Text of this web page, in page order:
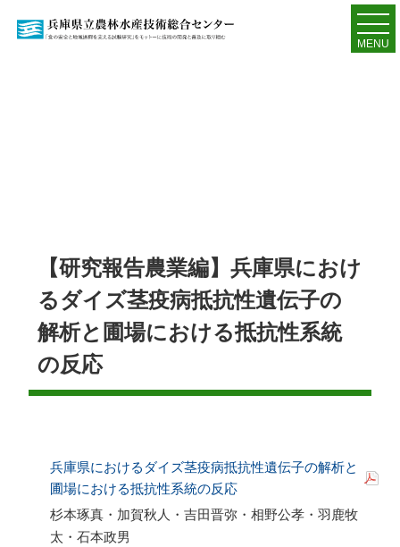
MENU
【研究報告農業編】兵庫県におけ
るダイズ茎疫病抵抗性遺伝子の
解析と圃場における抵抗性系統
の反応
兵庫県におけるダイズ茎疫病抵抗性遺伝子の解析と
圃場における抵抗性系統の反応
杉本琢真・加賀秋人・吉田晋弥・相野公孝・羽鹿牧
太・石本政男